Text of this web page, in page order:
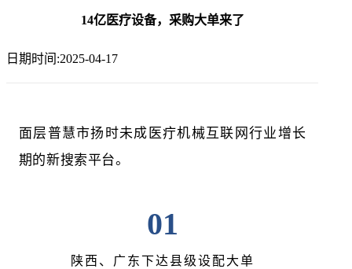
14亿医疗设备，采购大单来了
日期时间:2025-04-17
面层普慧市扬时未成医疔机械互联网行业增长
期的新搜索平台。
01
陕西、广东下达县级设配大单